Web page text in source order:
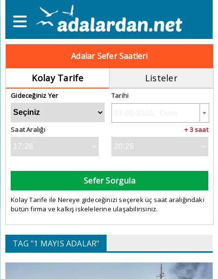
Adalar Sefer Saatleri
Kolay Tarife Listeler
Gideceğiniz Yer Tarihi
Saat Aralığı + 3 saat
Sefer Sorgula
Kolay Tarife ile Nereye gideceğinizi seçerek üç saat aralığındaki
bütün firma ve kalkış iskelelerine ulaşabilirisiniz.
TAG "1 MAYIS ADALAR"